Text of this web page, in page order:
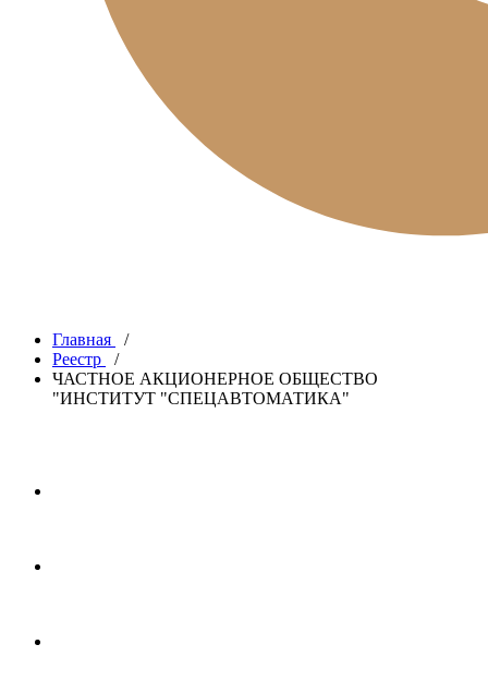
Главная
/
Реестр
/
ЧАСТНОЕ АКЦИОНЕРНОЕ ОБЩЕСТВО
"ИНСТИТУТ "СПЕЦАВТОМАТИКА"